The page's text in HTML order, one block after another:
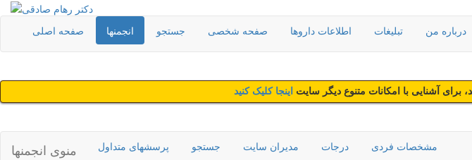
صفحه اصلی انجمنها جستجو صفحه شخصی اطلاعات داروها تبلیغات درباره من
آشنایی با امکانات متنوع دیگر سایت اینجا کلیک کنید
منوی انجمنها پرسشهای متداول جستجو مدیران سایت درجات مشخصات فردی